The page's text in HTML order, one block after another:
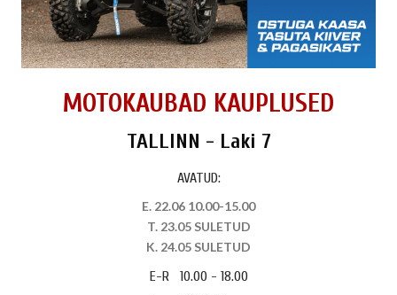
MOTOKAUBAD KAUPLUSED
TALLINN - Laki 7
AVATUD:
E. 22.06 10.00-15.00
T. 23.05 SULETUD
K. 24.05 SULETUD
E-R 10.00 - 18.00